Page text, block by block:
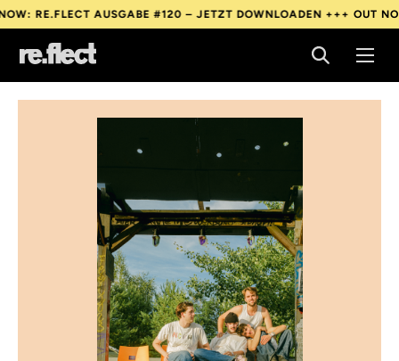
AUSGABE #120 – JETZT DOWNLOADEN +++OUT NOW:
AUSGABE #120 – JETZT DOWNLOADEN +++